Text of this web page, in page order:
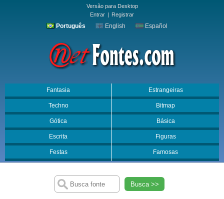
Versão para Desktop
Entrar | Registrar
Português English Español
Fantasia Estrangeiras
Techno Bitmap
Gótica Básica
Escrita Figuras
Festas Famosas
Busca >>